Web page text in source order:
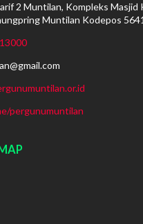
2 Muntilan, Kompleks Masjid
Muntilan Kodepos
pergunumuntilan